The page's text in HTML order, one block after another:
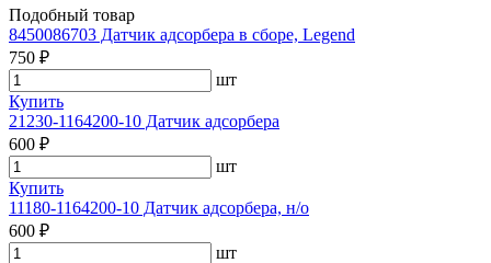
Подобный товар
8450086703 Датчик адсорбера в сборе, Legend
750 ₽
шт
Купить
21230-1164200-10 Датчик адсорбера
600 ₽
шт
Купить
11180-1164200-10 Датчик адсорбера, н/о
600 ₽
шт